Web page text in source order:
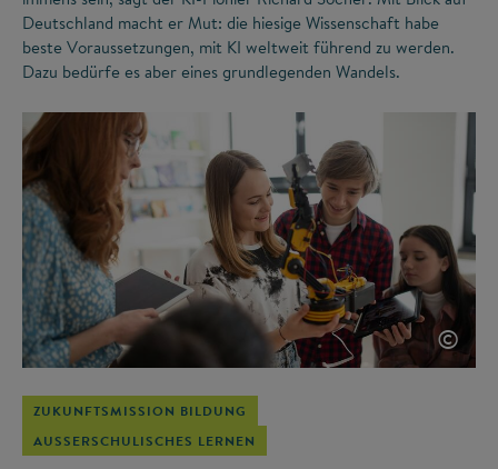
Deutschland macht er Mut: die hiesige Wissenschaft habe
beste Voraussetzungen, mit KI weltweit führend zu werden.
Dazu bedürfe es aber eines grundlegenden Wandels.
©
ZUKUNFTSMISSION BILDUNG
AUSSERSCHULISCHES LERNEN